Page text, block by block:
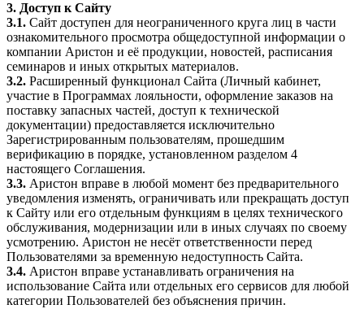
3. Доступ к Сайту
3.1. Сайт доступен для неограниченного круга лиц в части
ознакомительного просмотра общедоступной информации о
компании Аристон и её продукции, новостей, расписания
семинаров и иных открытых материалов.
3.2. Расширенный функционал Сайта (Личный кабинет,
участие в Программах лояльности, оформление заказов на
поставку запасных частей, доступ к технической
документации) предоставляется исключительно
Зарегистрированным пользователям, прошедшим
верификацию в порядке, установленном разделом 4
настоящего Соглашения.
3.3. Аристон вправе в любой момент без предварительного
уведомления изменять, ограничивать или прекращать доступ
к Сайту или его отдельным функциям в целях технического
обслуживания, модернизации или в иных случаях по своему
усмотрению. Аристон не несёт ответственности перед
Пользователями за временную недоступность Сайта.
3.4. Аристон вправе устанавливать ограничения на
использование Сайта или отдельных его сервисов для любой
категории Пользователей без объяснения причин.